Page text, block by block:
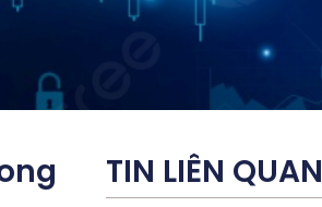
TIN LIÊN QUAN